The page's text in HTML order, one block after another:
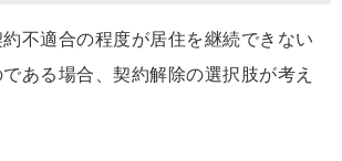
不適合の程度が居住を継続できない
ある場合、契約解除の選択肢が考え